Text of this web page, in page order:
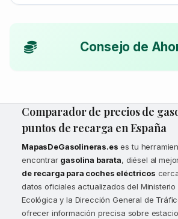
Consejo de
Comparador de precios de
puntos de recarga en España
MapasDeGasolineras.es es tu
encontrar gasolina barata, diésel al
de recarga para coches eléctricos
datos oficiales actualizados del
Ecológica y la Dirección General de
ofrecer información precisa sobre